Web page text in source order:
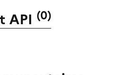
API (0)